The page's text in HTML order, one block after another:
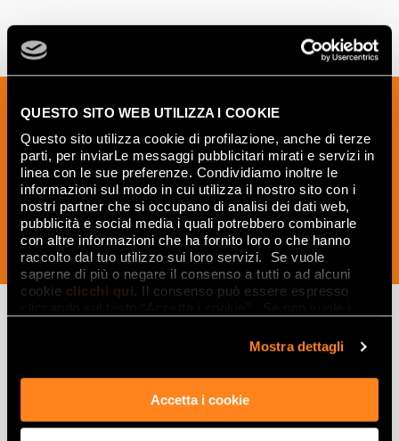
QUESTO SITO WEB UTILIZZA I COOKIE
Questo sito utilizza cookie di profilazione, anche di terze
parti, per inviarLe messaggi pubblicitari mirati e servizi in
linea con le sue preferenze. Condividiamo inoltre le
informazioni sul modo in cui utilizza il nostro sito con i
nostri partner che si occupano di analisi dei dati web,
pubblicità e social media i quali potrebbero combinarle
con altre informazioni che ha fornito loro o che hanno
raccolto dal tuo utilizzo sui loro servizi. Se vuole
saperne di più o negare il consenso a tutti o ad alcuni
cookie clicchi qui. Il consenso può essere espresso
Mostra dettagli
Accetta i cookie
Sign up to our newsletter to receive
news, updates and ideas creatives from
the world of ceramics and interior
design.
SUBSCRIBE NOW
ispirare
da ambienti